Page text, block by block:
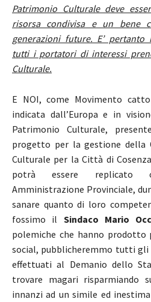
Patrimonio Culturale deve
risorsa condivisa e un bene
generazioni future. E’
tutti i portatori di interessi
Culturale.
E NOI, come Movimento
indicata dall’Europa e in
Patrimonio Culturale,
progetto per la gestione della
Culturale per la Città di
potrà essere replicato
Amministrazione Provinciale,
sanare quanto di loro
fossimo il Sindaco Mario
polemiche che hanno prodotto
social, pubblicheremmo tutti
effettuati al Demanio dello
trovare magari risparmiando
innanzi ad un simile ed